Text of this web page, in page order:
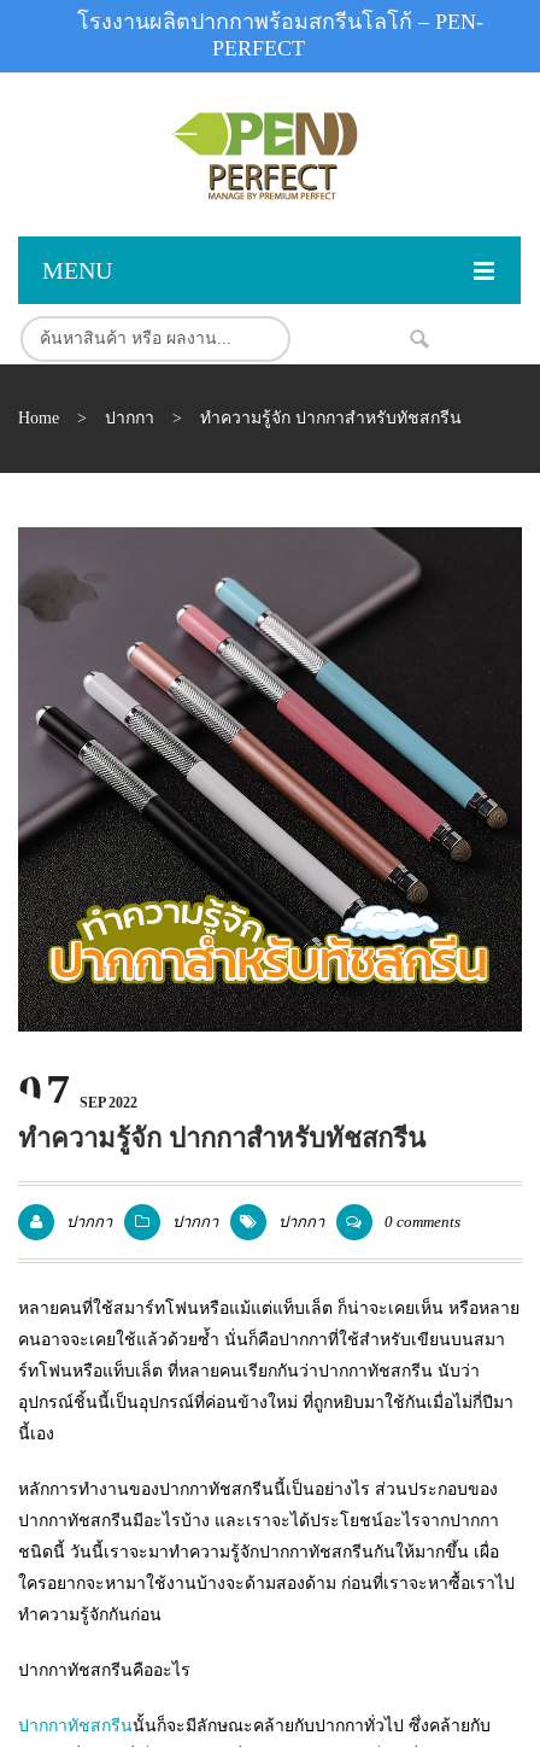
MENU
หน้าแรก
ปากกาโลหะ
ปากกาเน้นข้อความ
ปากกาตั้งโต๊ะ
ปากกา USB
ปากกาหมึกซึม NEW
ปากกาทัชสกรีน NEW
ปากกาลบได้ NEW
ปากกาเคมี
ปากกา Quantum NEW
ดินสอไม้
ถุงผ้า กระเป๋าผ้า
สมุดโน้ต และอื่นๆ
แพคเกจปากกา
สินค้าสต็อก
ผลงานสินค้า
ผลงานโรงงานปากกา
ติดต่อเรา
บทความ
เกี่ยวกับเรา
วิธีการชำระเงิน
โชว์รูม
ขอใบเสนอราคา
Home > ปากกา > ทำความรู้จัก ปากกาสำหรับทัชสกรีน
07 SEP 2022
ทำความรู้จัก ปากกาสำหรับทัชสกรีน
ปากกา ปากกา ปากกา 0 comments
หลายคนที่ใช้สมาร์ทโฟนหรือแม้แต่แท็บเล็ต ก็น่าจะเคยเห็น หรือหลาย
คนอาจจะเคยใช้แล้วด้วยซ้ำ นั่นก็คือปากกาที่ใช้สำหรับเขียนบนสมา
ร์ทโฟนหรือแท็บเล็ต ที่หลายคนเรียกกันว่าปากกาทัชสกรีน นับว่า
อุปกรณ์ชิ้นนี้เป็นอุปกรณ์ที่ค่อนข้างใหม่ ที่ถูกหยิบมาใช้กันเมื่อไม่กี่ปีมา
นี้เอง
หลักการทำงานของปากกาทัชสกรีนนี้เป็นอย่างไร ส่วนประกอบของ
ปากกาทัชสกรีนมีอะไรบ้าง และเราจะได้ประโยชน์อะไรจากปากกา
ชนิดนี้ วันนี้เราจะมาทำความรู้จักปากกาทัชสกรีนกันให้มากขึ้น เผื่อ
ใครอยากจะหามาใช้งานบ้างจะด้ามสองด้าม ก่อนที่เราจะหาซื้อเราไป
ทำความรู้จักกันก่อน
ปากกาทัชสกรีนคืออะไร
ปากกาทัชสกรีนนั้นก็จะมีลักษณะคล้ายกับปากกาทั่วไป ซึ่งคล้ายกับ
โรงงานผลิตปากกาพร้อมสกรีนโลโก้ – PEN-
PERFECT